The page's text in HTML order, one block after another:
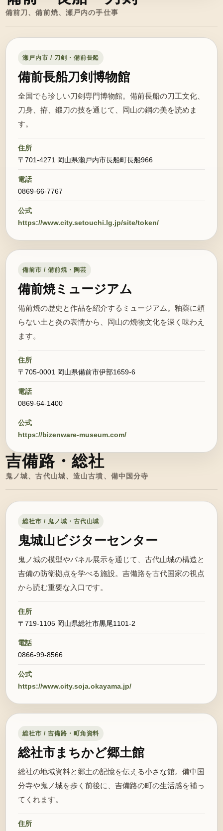
備前刀、備前焼、瀬戸内の手仕事
瀬戸内市 / 刀剣・備前長船
備前長船刀剣博物館
全国でも珍しい刀剣専門博物館。備前長船の刀工文化、
刀身、拵、鍛刀の技を通じて、岡山の鋼の美を読めま
す。
住所
〒701-4271 岡山県瀬戸内市長船町長船966
電話
0869-66-7767
公式
https://www.city.setouchi.lg.jp/site/token/
備前市 / 備前焼・陶芸
備前焼ミュージアム
備前焼の歴史と作品を紹介するミュージアム。釉薬に頼
らない土と炎の表情から、岡山の焼物文化を深く味わえ
ます。
住所
〒705-0001 岡山県備前市伊部1659-6
電話
0869-64-1400
公式
https://bizenware-museum.com/
吉備路・総社
鬼ノ城、古代山城、造山古墳、備中国分寺
総社市 / 鬼ノ城・古代山城
鬼城山ビジターセンター
鬼ノ城の模型やパネル展示を通じて、古代山城の構造と
吉備の防衛拠点を学べる施設。吉備路を古代国家の視点
から読む重要な入口です。
住所
〒719-1105 岡山県総社市黒尾1101-2
電話
0866-99-8566
公式
https://www.city.soja.okayama.jp/
総社市 / 吉備路・町角資料
総社市まちかど郷土館
総社の地域資料と郷土の記憶を伝える小さな館。備中国
分寺や鬼ノ城を歩く前後に、吉備路の町の生活感を補っ
てくれます。
住所